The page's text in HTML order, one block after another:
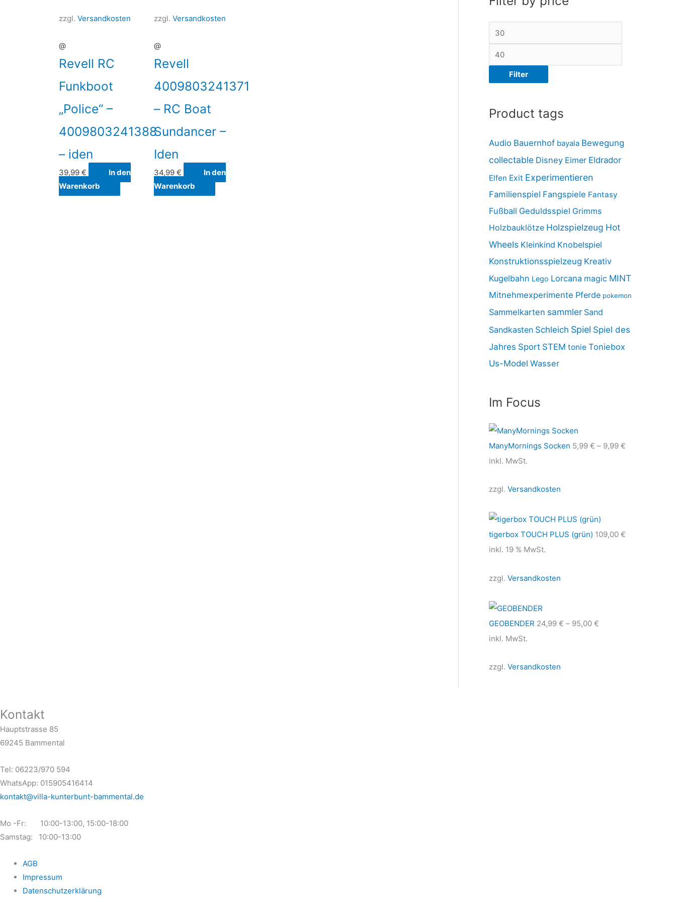
zzgl. Versandkosten
@
Revell RC
Funkboot
„Police“ –
4009803241388
– iden
39,99 €
In den
Warenkorb
zzgl. Versandkosten
@
Revell
4009803241371
– RC Boat
Sundancer –
Iden
34,99 €
In den
Warenkorb
Filter
Product tags
Audio Bauernhof bayala Bewegung
collectable Disney Eimer Eldrador
Elfen Exit Experimentieren
Familienspiel Fangspiele Fantasy
Fußball Geduldsspiel Grimms
Holzbauklötze Holzspielzeug Hot
Wheels Kleinkind Knobelspiel
Konstruktionsspielzeug Kreativ
Kugelbahn Lego Lorcana magic MINT
Mitnehmexperimente Pferde pokemon
Sammelkarten sammler Sand
Sandkasten Schleich Spiel Spiel des
Jahres Sport STEM tonie Toniebox
Us-Model Wasser
Im Focus
ManyMornings Socken 5,99 € – 9,99 €
inkl. MwSt.
zzgl. Versandkosten
tigerbox TOUCH PLUS (grün) 109,00 €
inkl. 19 % MwSt.
zzgl. Versandkosten
GEOBENDER 24,99 € – 95,00 €
inkl. MwSt.
zzgl. Versandkosten
Kontakt
Hauptstrasse 85
69245 Bammental
Tel: 06223/970 594
WhatsApp: 015905416414
kontakt@villa-kunterbunt-bammental.de
Mo -Fr: 10:00-13:00, 15:00-18:00
Samstag: 10:00-13:00
AGB
Impressum
Datenschutzerklärung